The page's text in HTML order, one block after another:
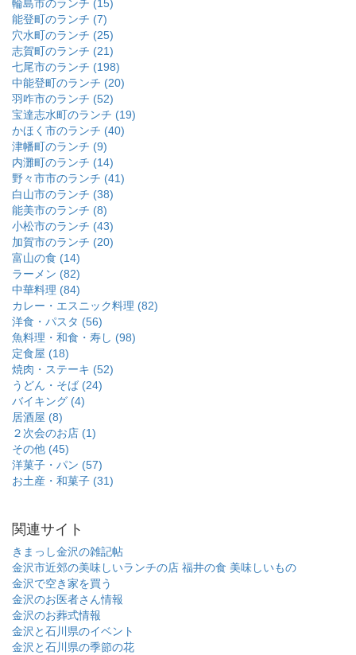
輪島市のランチ (15)
能登町のランチ (7)
穴水町のランチ (25)
志賀町のランチ (21)
七尾市のランチ (198)
中能登町のランチ (20)
羽咋市のランチ (52)
宝達志水町のランチ (19)
かほく市のランチ (40)
津幡町のランチ (9)
内灘町のランチ (14)
野々市市のランチ (41)
白山市のランチ (38)
能美市のランチ (8)
小松市のランチ (43)
加賀市のランチ (20)
富山の食 (14)
ラーメン (82)
中華料理 (84)
カレー・エスニック料理 (82)
洋食・パスタ (56)
魚料理・和食・寿し (98)
定食屋 (18)
焼肉・ステーキ (52)
うどん・そば (24)
バイキング (4)
居酒屋 (8)
２次会のお店 (1)
その他 (45)
洋菓子・パン (57)
お土産・和菓子 (31)
関連サイト
きまっし金沢の雑記帖
金沢市近郊の美味しいランチの店 福井の食 美味しいもの
金沢で空き家を買う
金沢のお医者さん情報
金沢のお葬式情報
金沢と石川県のイベント
金沢と石川県の季節の花